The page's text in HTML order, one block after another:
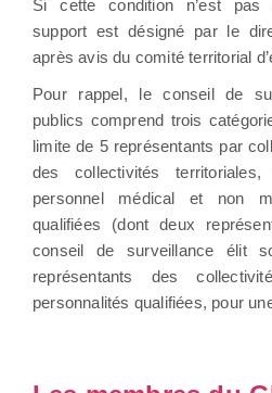
Si cette condition n’est pas
support est désigné par le
après avis du comité territorial
Pour rappel, le conseil de
publics comprend trois
limite de 5 représentants par
des collectivités
personnel médical et non
qualifiées (dont deux
conseil de surveillance élit
représentants des
personnalités qualifiées, pour